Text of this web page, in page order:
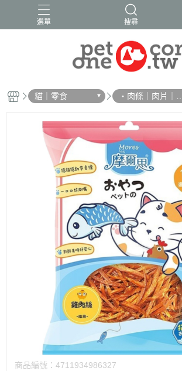
選單 搜尋
貓｜零食
・肉條｜肉片｜
絲
商品編號： 4711934986327